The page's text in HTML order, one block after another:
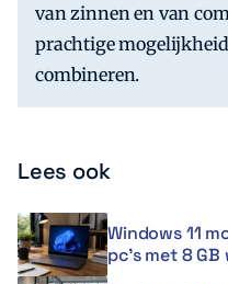
van zinnen en van
prachtige
combineren.
Lees ook
Windows 11
pc’s met 8